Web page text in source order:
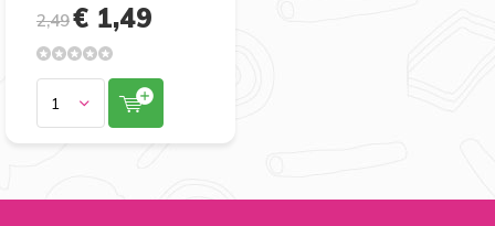
2,49€ 1,49